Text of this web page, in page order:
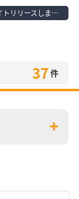
ースしました！
37 件